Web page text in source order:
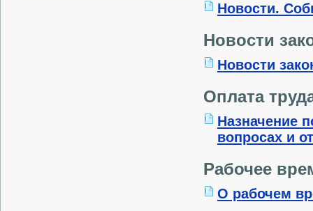
Новости.
Новости
Новости
Оплата
Назначение
вопросах и
Рабочее
О рабочем